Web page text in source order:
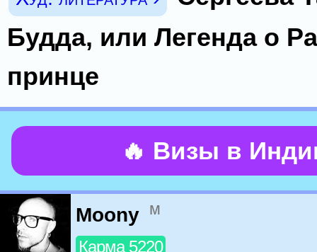
Будда, или Легенда о
принце
🔥 Визы в
Moony м
Карма 5220